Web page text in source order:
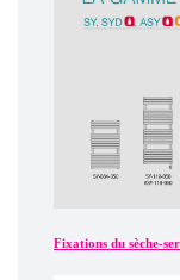
Fixations du sèche-